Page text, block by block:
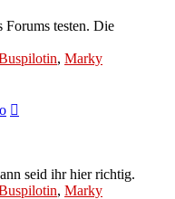
testen. Die
, Marky
seid ihr hier richtig.
, Marky